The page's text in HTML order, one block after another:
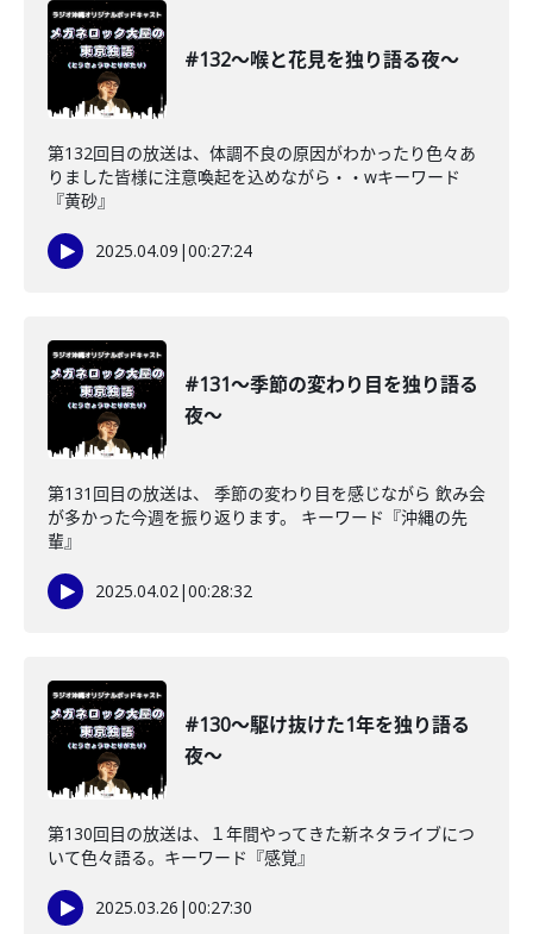
#132〜喉と花見を独り語る夜〜
第132回目の放送は、体調不良の原因がわかったり色々あ
りました皆様に注意喚起を込めながら・・wキーワード
『黄砂』
2025.04.09 |00:27:24
#131〜季節の変わり目を独り語る
夜〜
第131回目の放送は、 季節の変わり目を感じながら 飲み会
が多かった今週を振り返ります。 キーワード『沖縄の先
輩』
2025.04.02|00:28:32
#130〜駆け抜けた1年を独り語る
夜〜
第130回目の放送は、１年間やってきた新ネタライブにつ
いて色々語る。キーワード『感覚』
2025.03.26 |00:27:30